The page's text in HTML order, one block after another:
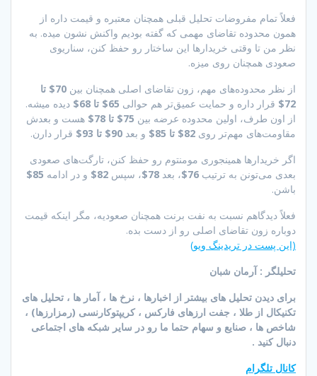
فعلاً تمام مفروضات تحلیل قبلی همچنان معتبره و قیمت داره از
همون محدوده تقاضای مهمی که گفته بودیم واکنش نشون میده. به
نظر من تا وقتی خریدارها این ساختار رو حفظ کنن، سناریوی
صعودی همچنان روی میزه.
از نظر محدوده‌های مهم، زون تقاضای اصلی همچنان بین
70$ تا
72$
قرار داره و حمایت عمیق‌تر هم حوالی 65$ تا 68$
دیده میشه.
از اون طرف، اولین محدوده عرضه بین 75$ تا 78$
هست و بعدش
مقاومت‌های مهم‌تر روی 82$ تا 85$ و بعد 90$ تا 93$
قرار دارن.
اگر خریدارها همینجوری مومنتوم رو حفظ کنن، تارگت‌های صعودی
بعدی می‌تونن به ترتیب 76$ ، بعد 78$ ، سپس 82$ و در ادامه 85$
باشن.
فعلاً دیدگاهم نسبت به نفت برنت همچنان صعودیه، مگر اینکه قیمت
دوباره زون تقاضای اصلی رو از دست بده.
(این پست در تریدینگ ویو)
تحلیلگر : آرمان شبان
برای دیدن تحلیل های بیشتر از اخبارها ، نرخ ها ، آمار ها ، تحلیل های
تکنیکال از طلا ، جفت ارزهای فارکس ، کریپتوکارنسی (رمزارزها) ،
شاخص ها ، صنایع و سهام حتما ما رو در سایر شبکه های اجتماعی
دنبال کنید .
کانال تلگرام